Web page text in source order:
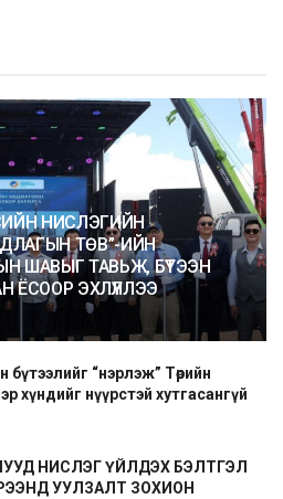
НИСЛЭГИЙН
ТӨВ”-ИЙН
ШАВЫГ ТАВЬЖ, БҮТЭЭН
ЁСООР ЭХЛҮҮЛЛЭЭ
“нэрлэж” Төрийн
хүндийг нүүрстэй хутгасангүй
НИСЛЭГ ҮЙЛДЭХ БЭЛТГЭЛ
УУЛЗАЛТ ЗОХИОН